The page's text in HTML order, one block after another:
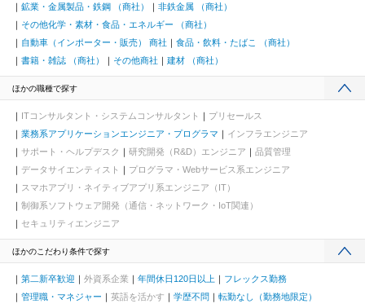
鉱業・金属製品・鉄鋼 （商社）
非鉄金属 （商社）
その他化学・素材・食品・エネルギー （商社）
自動車（インポーター・販売） 商社
食品・飲料・たばこ （商社）
書籍・雑誌 （商社）
その他商社 建材 （商社）
ほかの職種で探す
ITコンサルタント・システムコンサルタント
プリセールス
業務系アプリケーションエンジニア・プログラマ
インフラエンジニア
サポート・ヘルプデスク
研究開発（R&D）エンジニア
品質管理
データサイエンティスト
プログラマ・Webサービス系エンジニア
スマホアプリ・ネイティブアプリ系エンジニア（IT）
制御系ソフトウェア開発（通信・ネットワーク・IoT関連）
セキュリティエンジニア
ほかのこだわり条件で探す
第二新卒歓迎 外資系企業 年間休日120日以上
フレックス勤務
管理職・マネジャー
英語を活かす 学歴不問
転勤なし（勤務地限定）